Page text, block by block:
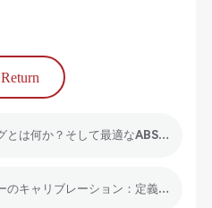
Return
upper： ABSブリーディングとは何か？そして最適なABSブレーキブリーディングスキャンツールとは？
lower： シート重量センサーのキャリブレーション：定義、重要性、そして仕組み